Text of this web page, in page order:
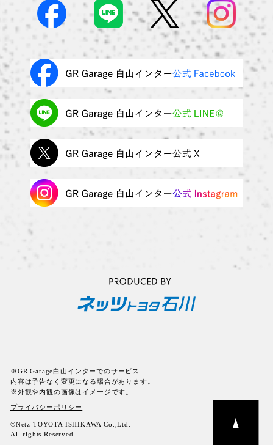
※GR Garage白山インターでのサービス
内容は予告なく変更になる場合があります。
※外観や内観の画像はイメージです。
プライバシーポリシー
©Netz TOYOTA ISHIKAWA Co.,Ltd.
All rights Reserved.